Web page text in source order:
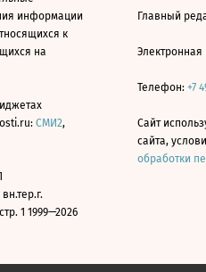
информации
к
на
СМИ2,
вн.тер.г.
1 1999—2026
Главный
Электронная
Телефон: +7
Сайт
сайта,
обработки